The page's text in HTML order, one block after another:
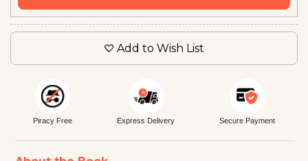
Add to Wish List
Piracy Free Express Delivery Secure Payment